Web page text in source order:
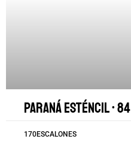
Paraná esténcil • 84
170ESCALONES